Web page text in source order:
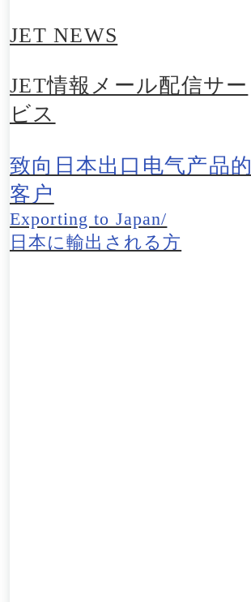
JET NEWS
JET情報メール配信サー
ビス
致向日本出口电气产品的
客户
Exporting to Japan/
日本に輸出される方